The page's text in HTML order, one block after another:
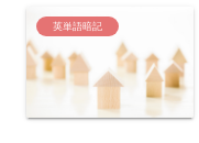
英単語暗記